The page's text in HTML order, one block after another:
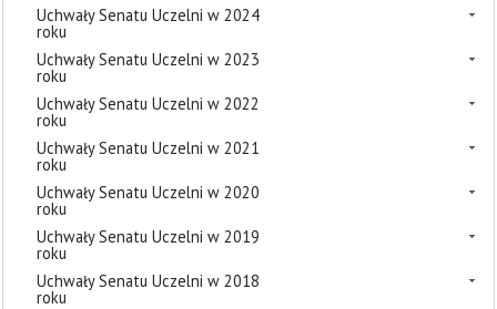
Uchwały Senatu Uczelni w 2024
roku
Uchwały Senatu Uczelni w 2023
roku
Uchwały Senatu Uczelni w 2022
roku
Uchwały Senatu Uczelni w 2021
roku
Uchwały Senatu Uczelni w 2020
roku
Uchwały Senatu Uczelni w 2019
roku
Uchwały Senatu Uczelni w 2018
roku